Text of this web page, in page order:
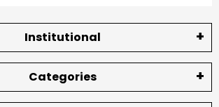
Institutional
Categories